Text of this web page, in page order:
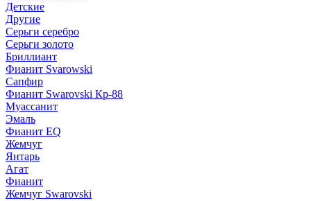
Детские
Другие
Серьги серебро
Серьги золото
Бриллиант
Фианит Svarowski
Сапфир
Фианит Swarovski Кр-88
Муассанит
Эмаль
Фианит EQ
Жемчуг
Янтарь
Агат
Фианит
Жемчуг Swarovski